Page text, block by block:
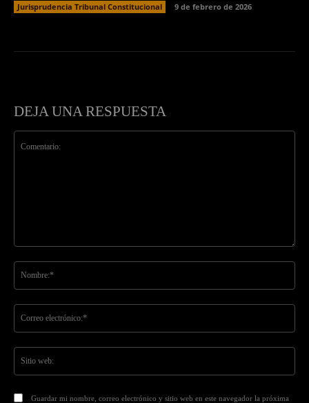
Jurisprudencia Tribunal Constitucional 9 de febrero de 2026
DEJA UNA RESPUESTA
Guardar mi nombre, correo electrónico y sitio web en este navegador la próxima